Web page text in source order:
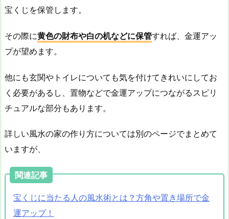
宝くじを保管します。
その際に黄色の財布や白の机などに保管すれば、金運アッ
プが望めます。
他にも玄関やトイレについても気を付けてきれいにしてお
く必要があるし、置物などで金運アップにつながるスピリ
チュアルな部分もあります。
詳しい風水の家の作り方については別のページでまとめて
いますが、
関連記事
宝くじに当たる人の風水術とは？方角や置き場所で金
運アップ！